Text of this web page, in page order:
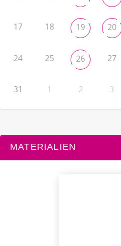
17 18 19 20
24 25 26 27
31 1 2 3
MATERIALIEN